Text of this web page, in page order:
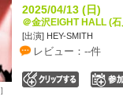
2025/04/13 (日)
＠金沢EIGHT HALL (
[出演] HEY-SMITH
レビュー：--件